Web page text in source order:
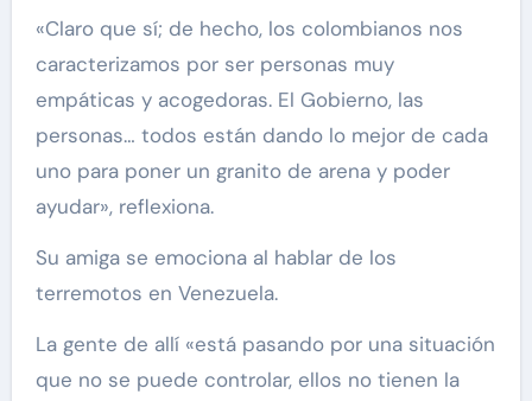
«Claro que sí; de hecho, los colombianos nos
caracterizamos por ser personas muy
empáticas y acogedoras. El Gobierno, las
personas… todos están dando lo mejor de cada
uno para poner un granito de arena y poder
ayudar», reflexiona.
Su amiga se emociona al hablar de los
terremotos en Venezuela.
La gente de allí «está pasando por una situación
que no se puede controlar, ellos no tienen la